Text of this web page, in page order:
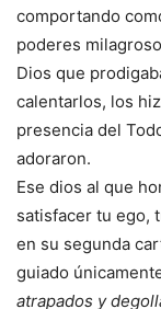
comportando
poderes
Dios que
calentarlos, los
presencia del
adoraron.
Ese dios al que
satisfacer tu ego,
en su segunda
guiado
atrapados y